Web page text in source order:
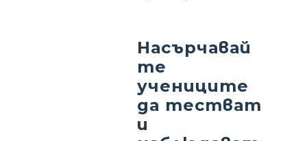
Насърчавай
те
учениците
да тестват
и